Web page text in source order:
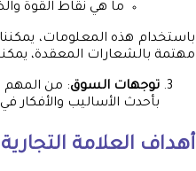
ما هي نقاط القوة
باستخدام هذه المعلومات،
مهتمة بالشعارات المعقدة،
توجهات السوق: من المهم
بأحدث الأساليب والأفكار
أهداف العلامة